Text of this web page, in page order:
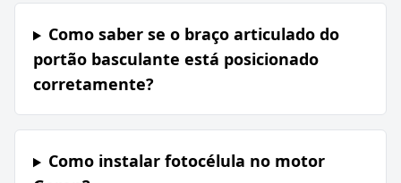
Como saber se o braço articulado do
portão basculante está posicionado
corretamente?
Como instalar fotocélula no motor